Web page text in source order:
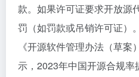
款。如果许可证要求开放源
罚（如罚款或吊销许可证）
《开源软件管理办法（草
示，2023年中国开源合规